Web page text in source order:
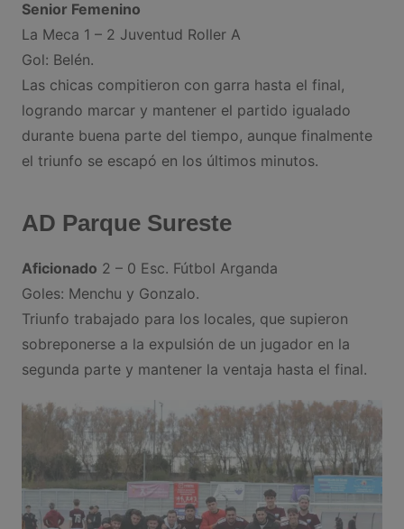
Senior Femenino
La Meca 1 – 2 Juventud Roller A
Gol: Belén.
Las chicas compitieron con garra hasta el final,
logrando marcar y mantener el partido igualado
durante buena parte del tiempo, aunque finalmente
el triunfo se escapó en los últimos minutos.
AD Parque Sureste
Aficionado 2 – 0 Esc. Fútbol Arganda
Goles: Menchu y Gonzalo.
Triunfo trabajado para los locales, que supieron
sobreponerse a la expulsión de un jugador en la
segunda parte y mantener la ventaja hasta el final.